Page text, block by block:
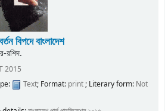
বিপদে বাংলাদেশ
রশিদ.
2015
Text; Format: print; Literary form: Not